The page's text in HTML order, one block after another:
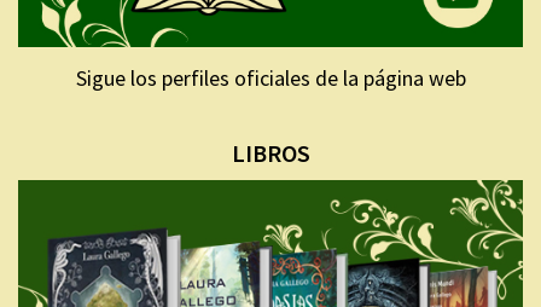
Sigue los perfiles oficiales de la página web
LIBROS